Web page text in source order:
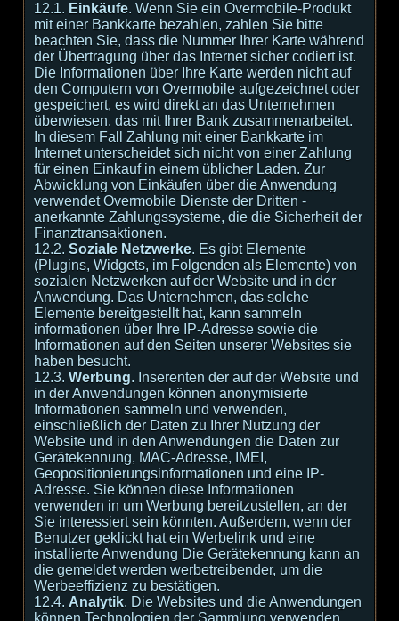
12.1. Einkäufe. Wenn Sie ein Overmobile-Produkt
mit einer Bankkarte bezahlen, zahlen Sie bitte
beachten Sie, dass die Nummer Ihrer Karte während
der Übertragung über das Internet sicher codiert ist.
Die Informationen über Ihre Karte werden nicht auf
den Computern von Overmobile aufgezeichnet oder
gespeichert, es wird direkt an das Unternehmen
überwiesen, das mit Ihrer Bank zusammenarbeitet.
In diesem Fall Zahlung mit einer Bankkarte im
Internet unterscheidet sich nicht von einer Zahlung
für einen Einkauf in einem üblicher Laden. Zur
Abwicklung von Einkäufen über die Anwendung
verwendet Overmobile Dienste der Dritten -
anerkannte Zahlungssysteme, die die Sicherheit der
Finanztransaktionen.
12.2. Soziale Netzwerke. Es gibt Elemente
(Plugins, Widgets, im Folgenden als Elemente) von
sozialen Netzwerken auf der Website und in der
Anwendung. Das Unternehmen, das solche
Elemente bereitgestellt hat, kann sammeln
informationen über Ihre IP-Adresse sowie die
Informationen auf den Seiten unserer Websites sie
haben besucht.
12.3. Werbung. Inserenten der auf der Website und
in der Anwendungen können anonymisierte
Informationen sammeln und verwenden,
einschließlich der Daten zu Ihrer Nutzung der
Website und in den Anwendungen die Daten zur
Gerätekennung, MAC-Adresse, IMEI,
Geopositionierungsinformationen und eine IP-
Adresse. Sie können diese Informationen
verwenden in um Werbung bereitzustellen, an der
Sie interessiert sein könnten. Außerdem, wenn der
Benutzer geklickt hat ein Werbelink und eine
installierte Anwendung Die Gerätekennung kann an
die gemeldet werden werbetreibender, um die
Werbeeffizienz zu bestätigen.
12.4. Analytik. Die Websites und die Anwendungen
können Technologien der Sammlung verwenden